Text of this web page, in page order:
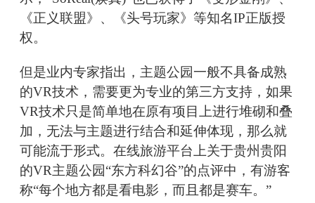
《正义联盟》、《头号玩家》等知名IP正版授
权。
但是业内专家指出，主题公园一般不具备成熟
的VR技术，需要更为专业的第三方支持，如果
VR技术只是简单地在原有项目上进行堆砌和叠
加，无法与主题进行结合和延伸体现，那么就
可能流于形式。在线旅游平台上关于贵州贵阳
的VR主题公园“东方科幻谷”的点评中，有游客
称“每个地方都是看电影，而且都是赛车。”